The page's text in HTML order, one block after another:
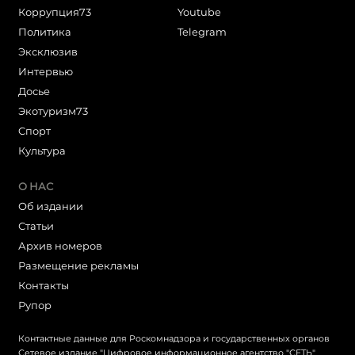
Коррупция73
Политика
Эксклюзив
Интервью
Досье
Экотуризм73
Cпорт
Культура
Youtube
Telegram
О НАС
Об издании
Статьи
Архив номеров
Размещение рекламы
Контакты
Рупор
Контактные данные для Роскомнадзора и государственных органов